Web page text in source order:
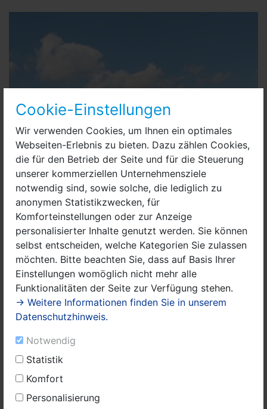
Cookie-Einstellungen
Wir verwenden Cookies, um Ihnen ein optimales
Webseiten-Erlebnis zu bieten. Dazu zählen Cookies,
die für den Betrieb der Seite und für die Steuerung
unserer kommerziellen Unternehmensziele
notwendig sind, sowie solche, die lediglich zu
anonymen Statistikzwecken, für
Komforteinstellungen oder zur Anzeige
personalisierter Inhalte genutzt werden. Sie können
selbst entscheiden, welche Kategorien Sie zulassen
möchten. Bitte beachten Sie, dass auf Basis Ihrer
Einstellungen womöglich nicht mehr alle
Funktionalitäten der Seite zur Verfügung stehen.
→ Weitere Informationen finden Sie in unserem
Datenschutzhinweis.
Notwendig
Statistik
Komfort
Personalisierung
Symbolfoto: Badesee mit Badestelle
Ihr Auftreten stehe in engem Zusammenhang mit der
Anwesenheit von Wasservögeln und Wasserschnecken
im Strandbereich: „Enten scheiden als Endwirt mit dem
Kot die Eier der Erreger aus, die Wasserschnecken
fungieren im Lebenszyklus der Saugwürmer als
Zwischenwirt für die Larven“, so die Amtsärztin.
Wassertemperaturen über 24 °C begünstigen die
Entwicklung und das Überleben der Zerkarien im
Wasser. „Der Mensch wird von den Zerkarien nur